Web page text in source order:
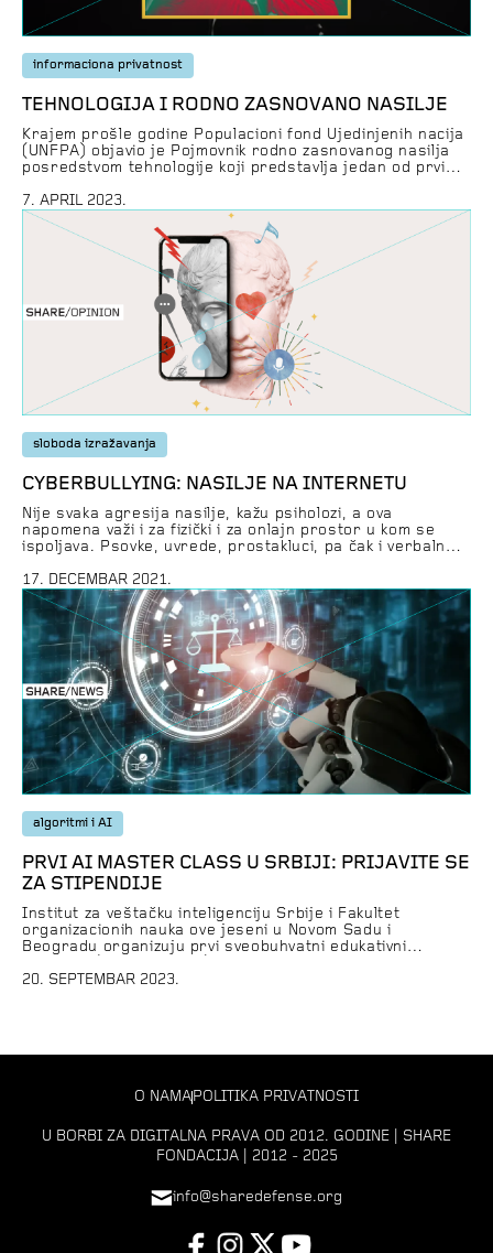
informaciona privatnost
TEHNOLOGIJA I RODNO ZASNOVANO NASILJE
Krajem prošle godine Populacioni fond Ujedinjenih nacija
(UNFPA) objavio je Pojmovnik rodno zasnovanog nasilja
posredstvom tehnologije koji predstavlja jedan od prvih
svetskim, nudeći prvi stručni prevod za termine i
koncepte koji okružuju i čine rodno zasnovano nasilje na
mrežama. Rodno znasnovano nasilje na mrežama,
pogotovo grupe koje distribuiraju osvetničku
pornografiju su sve […]
7. APRIL 2023.
sloboda izražavanja
CYBERBULLYING: NASILJE NA INTERNETU
Nije svaka agresija nasilje, kažu psiholozi, a ova
napomena važi i za fizički i za onlajn prostor u kom se
ispoljava. Psovke, uvrede, prostakluci, pa čak i verbalne
frustracije nesumnjivo su izlivi agresije, ali im je za
nasilje potrebno nešto više od impulsivne reakcije:
namera da se […]
17. DECEMBAR 2021.
algoritmi i AI
PRVI AI MASTER CLASS U SRBIJI: PRIJAVITE SE
ZA STIPENDIJE
Institut za veštačku inteligenciju Srbije i Fakultet
organizacionih nauka ove jeseni u Novom Sadu i
Beogradu organizuju prvi sveobuhvatni edukativni
regulisanja veštačke inteligencije. Prijave su
20. SEPTEMBAR 2023.
O NAMA POLITIKA PRIVATNOSTI
U BORBI ZA DIGITALNA PRAVA OD 2012. GODINE | SHARE
FONDACIJA | 2012 - 2025
info@sharedefense.org